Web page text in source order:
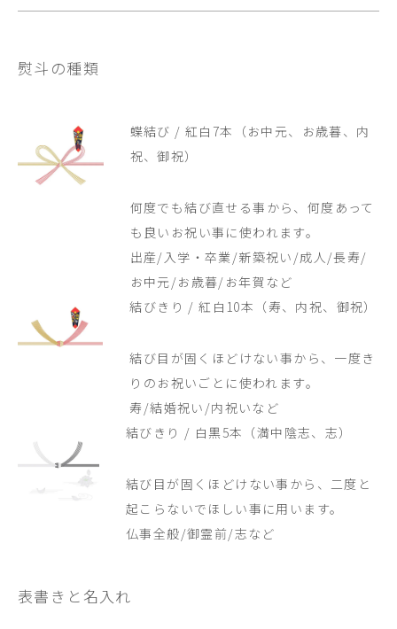
熨斗の種類
蝶結び / 紅白7本（お中元、お歳暮、内
祝、御祝）
何度でも結び直せる事から、何度あって
も良いお祝い事に使われます。
出産/入学・卒業/新築祝い/成人/長寿/
お中元/お歳暮/お年賀など
結びきり / 紅白10本（寿、内祝、御祝）
結び目が固くほどけない事から、一度き
りのお祝いごとに使われます。
寿/結婚祝い/内祝いなど
結びきり / 白黒5本（満中陰志、志）
結び目が固くほどけない事から、二度と
起こらないでほしい事に用います。
仏事全般/御霊前/志など
表書きと名入れ